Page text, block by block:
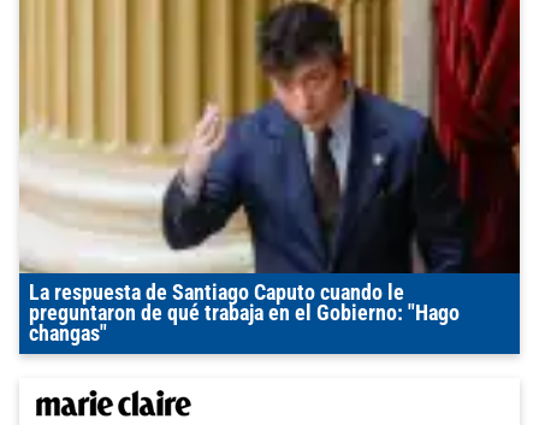
La respuesta de Santiago Caputo cuando le
preguntaron de qué trabaja en el Gobierno: "Hago
changas"